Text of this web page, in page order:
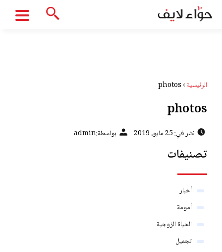
الرئيسية ›
photos
photos
نشر في: 25 مايو، 2019 بواسطة:admin
تصنيفات
أخبار
أمومة
الحياة الزوجية
تجميل